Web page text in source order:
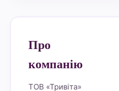
Про
компанію
ТОВ «Тривіта»